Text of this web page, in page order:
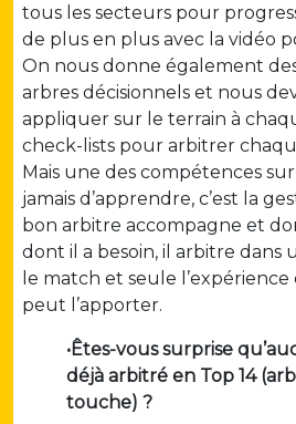
tous les secteurs pour
de plus en plus avec la vidéo
On nous donne également
arbres décisionnels et nous
appliquer sur le terrain à
check-lists pour arbitrer
Mais une des compétences
jamais d’apprendre, c’est la
bon arbitre accompagne et
dont il a besoin, il arbitre dans
le match et seule
peut l’apporter.
•Êtes-vous surprise
déjà arbitré en Top 14
touche) ?